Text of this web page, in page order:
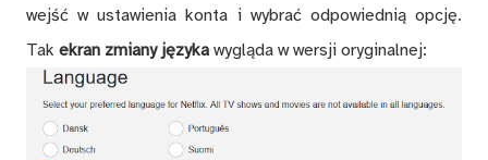
wejść w ustawienia konta i wybrać odpowiednią opcję.
Tak ekran zmiany języka wygląda w wersji oryginalnej: